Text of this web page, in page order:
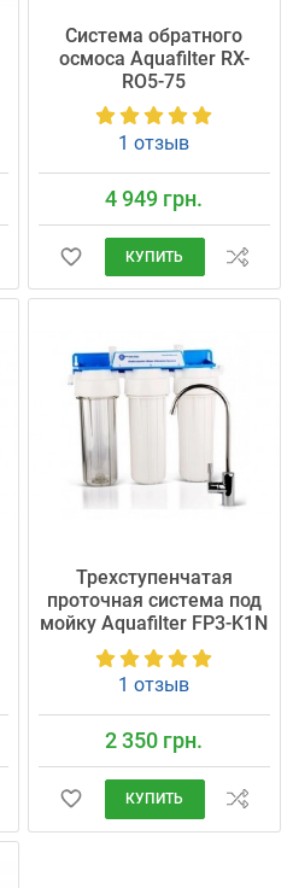
Система обратного
осмоса Aquafilter RX-
RO5-75
1 отзыв
4 949 грн.
КУПИТЬ
Трехступенчатая
проточная система под
мойку Aquafilter FP3-K1N
1 отзыв
2 350 грн.
КУПИТЬ